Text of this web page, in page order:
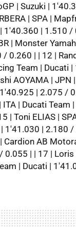
| Suzuki |
| SPA |
1'40.360 | 1.510 /
| Monster
0.260 | | 12 |
Team | Ducati
AOYAMA | JPN
| 2.075 /
ITA | Ducati Team
| Toni ELIAS |
1'41.030 | 2.180 /
Cardion AB
| | 17 | Loris
| Ducati |